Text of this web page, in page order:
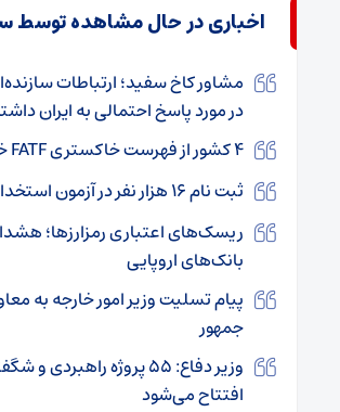
اخباری در حال مشاهده توسط
مشاور کاخ سفید؛ ارتباطات
در مورد پاسخ احتمالی به ایران
۴ کشور از فهرست خاکستری FATF خارج شدند
ثبت نام ۱۶ هزار نفر در آزمون استخدامی وزارت کار
ریسک‌های اعتباری رمزارزها؛
بانک‌های اروپایی
پیام تسلیت وزیر امور خارجه به
جمهور
وزیر دفاع: ۵۵ پروژه
افتتاح می‌شود